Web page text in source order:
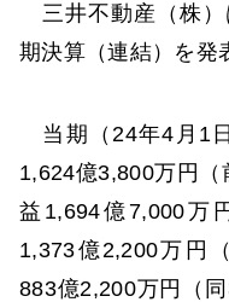
三井不動産（株）
期決算（連結）を発
当期（24年4月1
1,624億3,800万円（
益1,694億7,000万
1,373億2,200万円
883億2,200万円（